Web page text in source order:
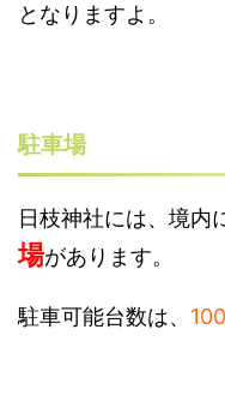
となりますよ。
駐車場
日枝神社には、境内
場があります。
駐車可能台数は、